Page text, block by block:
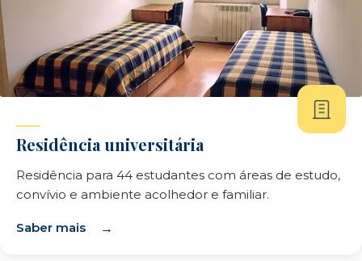
Residência universitária
Residência para 44 estudantes com áreas de estudo,
convívio e ambiente acolhedor e familiar.
Saber mais